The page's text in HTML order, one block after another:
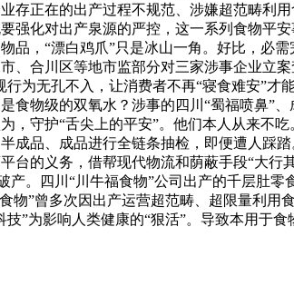
存正在的出产过程不规范、涉嫌超范畴利
强化对出产泉源的严控，这一系列食物平
品，“漂白鸡爪”只是冰山一角。好比，必
、合川区等地市监部分对三家涉事企业立
为无孔不入，让消费者不再“寝食难安”
物级的双氧水？涉事的四川“蜀福喷鼻”
，守护“舌尖上的平安”。他们本人从来不
成品、成品进行全链条抽检，即便遭人踩
台的义务，借帮现代物流和荫蔽手段“大
产。四川“川牛福食物”公司出产的千层肚
物”曾多次因出产运营超范畴、超限量利
”为影响人类健康的“狠活”。导致本用于